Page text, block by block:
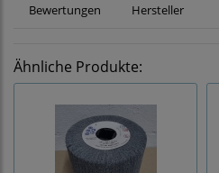
Bewertungen Hersteller
Ähnliche Produkte: